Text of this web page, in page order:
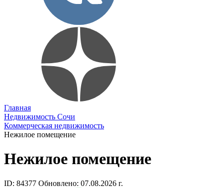
Главная
Недвижимость Сочи
Коммерческая недвижимость
Нежилое помещение
Нежилое помещение
ID: 84377 Обновлено: 07.08.2026 г.